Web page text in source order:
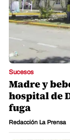
Sucesos
Madre y
hospital de
fuga
Redacción La Prensa